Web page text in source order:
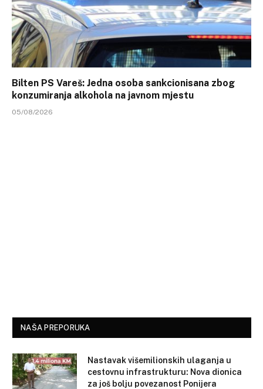
Bilten PS Vareš: Jedna osoba sankcionisana zbog
konzumiranja alkohola na javnom mjestu
05/08/2026
NAŠA PREPORUKA
Nastavak višemilionskih ulaganja u
cestovnu infrastrukturu: Nova dionica
za još bolju povezanost Ponijera